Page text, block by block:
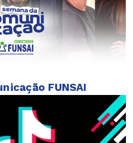
FUNSAI